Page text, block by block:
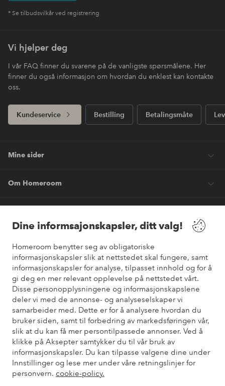
Dine informsajonskapsler, ditt valg!
Homeroom benytter seg av obligatoriske
informasjonskapsler slik at nettstedet skal fungere, samt
informasjonskapsler for analyse, tilpasset innhold og for å
gi deg en mer relevant opplevelse på nettstedet vårt.
Disse personopplysningene og informasjonskapslene
deler vi med de annonse- og analyseselskaper vi
samarbeider med. Dette er for å analysere hvordan du
bruker siden, samt til forbedring av markedsføringen vår,
slik at du kan få mer persontilpassede annonser. Ved å
klikke på Aksepter samtykker du til vår bruk av
informasjonskapsler. Du kan tilpasse valgene dine under
Innstillinger og lese mer under våre retningslinjer for
personvern. cookie-policy.
* Se tilbudsvilkår ved registrering
Vi hjelper deg
I vår FAQ finner du svarene på de vanligste spørsmålene. Her
finner du også informasjon om hvordan du enklest kan kontakte
oss.
Kundeservice Bestilling Betalingsmåte
Mine sider
Om Homeroom
Venner
Sikre betalinger
Vil du vite mer om våre betalingsalternativer?
elpy